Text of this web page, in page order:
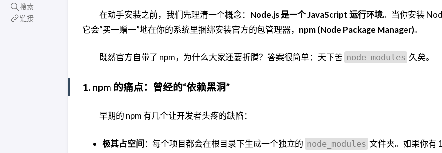
搜索
链接
在动手安装之前，我们先理清一个概念： Node.js 是一个 JavaScript 运行环境。当你安装
它会“买一赠一”地在你的系统里捆绑安装官方的包管理器， npm (Node Package Manager)。
既然官方自带了 npm，为什么大家还要折腾？答案很简单：天下苦 node_modules 久矣。
1. npm 的痛点：曾经的“依赖黑洞”
早期的 npm 有几个让开发者头疼的缺陷：
极其占空间：每个项目都会在根目录下生成一个独立的 node_modules 文件夹。如果你有